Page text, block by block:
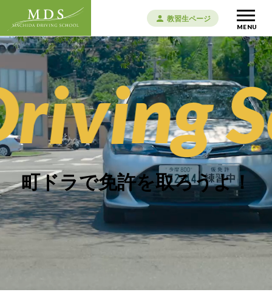
教習生ページ
MENU
町ドラで免許を取ろうよ！